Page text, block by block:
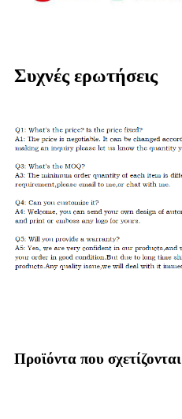
Συχνές ερωτήσεις
Προϊόντα που σχετίζονται